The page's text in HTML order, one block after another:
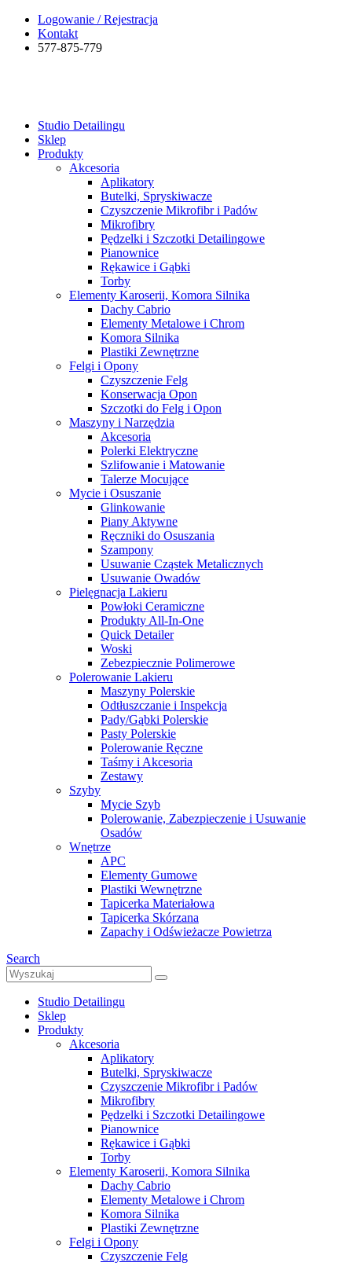
Logowanie / Rejestracja
Kontakt
577-875-779
Studio Detailingu
Sklep
Produkty
Akcesoria
Aplikatory
Butelki, Spryskiwacze
Czyszczenie Mikrofibr i Padów
Mikrofibry
Pędzelki i Szczotki Detailingowe
Pianownice
Rękawice i Gąbki
Torby
Elementy Karoserii, Komora Silnika
Dachy Cabrio
Elementy Metalowe i Chrom
Komora Silnika
Plastiki Zewnętrzne
Felgi i Opony
Czyszczenie Felg
Konserwacja Opon
Szczotki do Felg i Opon
Maszyny i Narzędzia
Akcesoria
Polerki Elektryczne
Szlifowanie i Matowanie
Talerze Mocujące
Mycie i Osuszanie
Glinkowanie
Piany Aktywne
Ręczniki do Osuszania
Szampony
Usuwanie Cząstek Metalicznych
Usuwanie Owadów
Pielęgnacja Lakieru
Powłoki Ceramiczne
Produkty All-In-One
Quick Detailer
Woski
Zebezpiecznie Polimerowe
Polerowanie Lakieru
Maszyny Polerskie
Odtłuszczanie i Inspekcja
Pady/Gąbki Polerskie
Pasty Polerskie
Polerowanie Ręczne
Taśmy i Akcesoria
Zestawy
Szyby
Mycie Szyb
Polerowanie, Zabezpieczenie i Usuwanie
Osadów
Wnętrze
APC
Elementy Gumowe
Plastiki Wewnętrzne
Tapicerka Materiałowa
Tapicerka Skórzana
Zapachy i Odświeżacze Powietrza
Search
Studio Detailingu
Sklep
Produkty
Akcesoria
Aplikatory
Butelki, Spryskiwacze
Czyszczenie Mikrofibr i Padów
Mikrofibry
Pędzelki i Szczotki Detailingowe
Pianownice
Rękawice i Gąbki
Torby
Elementy Karoserii, Komora Silnika
Dachy Cabrio
Elementy Metalowe i Chrom
Komora Silnika
Plastiki Zewnętrzne
Felgi i Opony
Czyszczenie Felg